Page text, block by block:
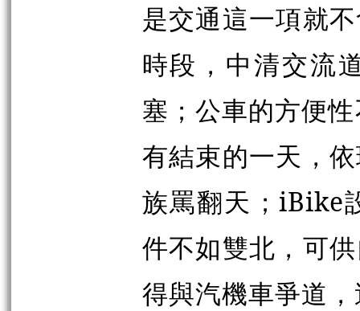
是交通這一項就
時段，中清交流
塞；公車的方便
有結束的一天，
族罵翻天；iBike
件不如雙北，可
得與汽機車爭道